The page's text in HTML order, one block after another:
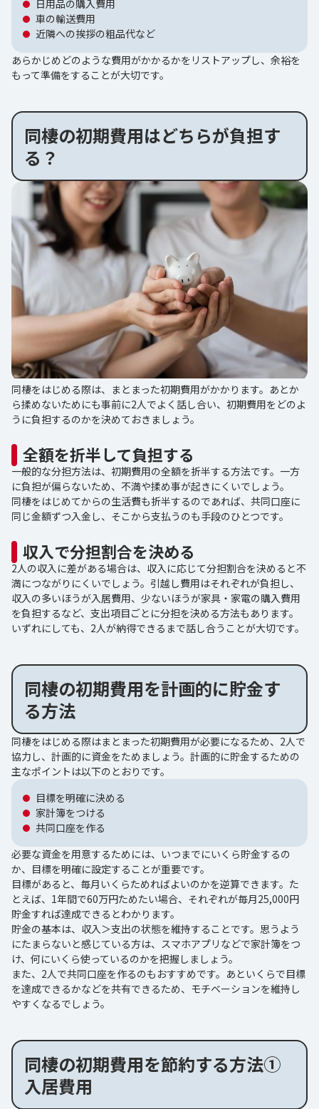
日用品の購入費用
車の輸送費用
近隣への挨拶の粗品代など
あらかじめどのような費用がかかるかをリストアップし、余裕を
もって準備をすることが大切です。
同棲の初期費用はどちらが負担す
る？
同棲をはじめる際は、まとまった初期費用がかかります。あとか
ら揉めないためにも事前に2人でよく話し合い、初期費用をどのよ
うに負担するのかを決めておきましょう。
全額を折半して負担する
一般的な分担方法は、初期費用の全額を折半する方法です。一方
に負担が偏らないため、不満や揉め事が起きにくいでしょう。
同棲をはじめてからの生活費も折半するのであれば、共同口座に
同じ金額ずつ入金し、そこから支払うのも手段のひとつです。
収入で分担割合を決める
2人の収入に差がある場合は、収入に応じて分担割合を決めると不
満につながりにくいでしょう。引越し費用はそれぞれが負担し、
収入の多いほうが入居費用、少ないほうが家具・家電の購入費用
を負担するなど、支出項目ごとに分担を決める方法もあります。
いずれにしても、2人が納得できるまで話し合うことが大切です。
同棲の初期費用を計画的に貯金す
る方法
同棲をはじめる際はまとまった初期費用が必要になるため、2人で
協力し、計画的に資金をためましょう。計画的に貯金するための
主なポイントは以下のとおりです。
目標を明確に決める
家計簿をつける
共同口座を作る
必要な資金を用意するためには、いつまでにいくら貯金するの
か、目標を明確に設定することが重要です。
目標があると、毎月いくらためればよいのかを逆算できます。た
とえば、1年間で60万円ためたい場合、それぞれが毎月25,000円
貯金すれば達成できるとわかります。
貯金の基本は、収入＞支出の状態を維持することです。思うよう
にたまらないと感じている方は、スマホアプリなどで家計簿をつ
け、何にいくら使っているのかを把握しましょう。
また、2人で共同口座を作るのもおすすめです。あといくらで目標
を達成できるかなどを共有できるため、モチベーションを維持し
やすくなるでしょう。
同棲の初期費用を節約する方法①
入居費用